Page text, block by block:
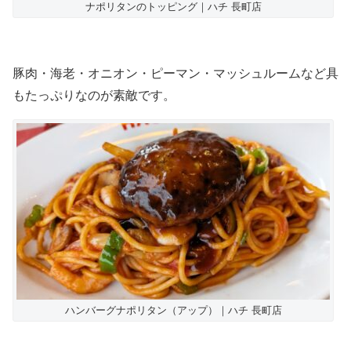
ナポリタンのトッピング｜ハチ 長町店
豚肉・海老・オニオン・ピーマン・マッシュルームなど具
もたっぷりなのが素敵です。
ハンバーグナポリタン（アップ）｜ハチ 長町店